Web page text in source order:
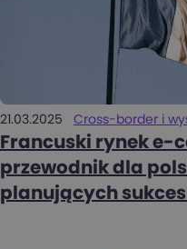
21.03.2025 Cross-border i
Francuski rynek e-
przewodnik dla
planujących